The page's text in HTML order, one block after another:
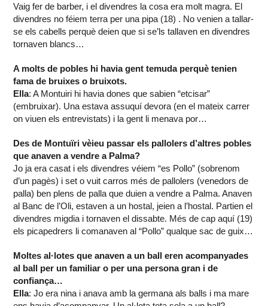
Vaig fer de barber, i el divendres la cosa era molt magra. El
divendres no féiem terra per una pipa (18) . No venien a tallar-
se els cabells perquè deien que si se’ls tallaven en divendres
tornaven blancs…
A molts de pobles hi havia gent temuda perquè tenien
fama de bruixes o bruixots.
Ella: A Montuiri hi havia dones que sabien “etcisar”
(embruixar). Una estava assuquí devora (en el mateix carrer
on viuen els entrevistats) i la gent li menava por…
Des de Montuïri vèieu passar els pallolers d’altres pobles
que anaven a vendre a Palma?
Jo ja era casat i els divendres véiem “es Pollo” (sobrenom
d’un pagès) i set o vuit carros més de pallolers (venedors de
palla) ben plens de palla que duien a vendre a Palma. Anaven
al Banc de l’Oli, estaven a un hostal, jeien a l’hostal. Partien el
divendres migdia i tornaven el dissabte. Més de cap aquí (19)
els picapedrers li comanaven al “Pollo” qualque sac de guix…
Moltes al·lotes que anaven a un ball eren acompanyades
al ball per un familiar o per una persona gran i de
confiança…
Ella: Jo era nina i anava amb la germana als balls i ma mare